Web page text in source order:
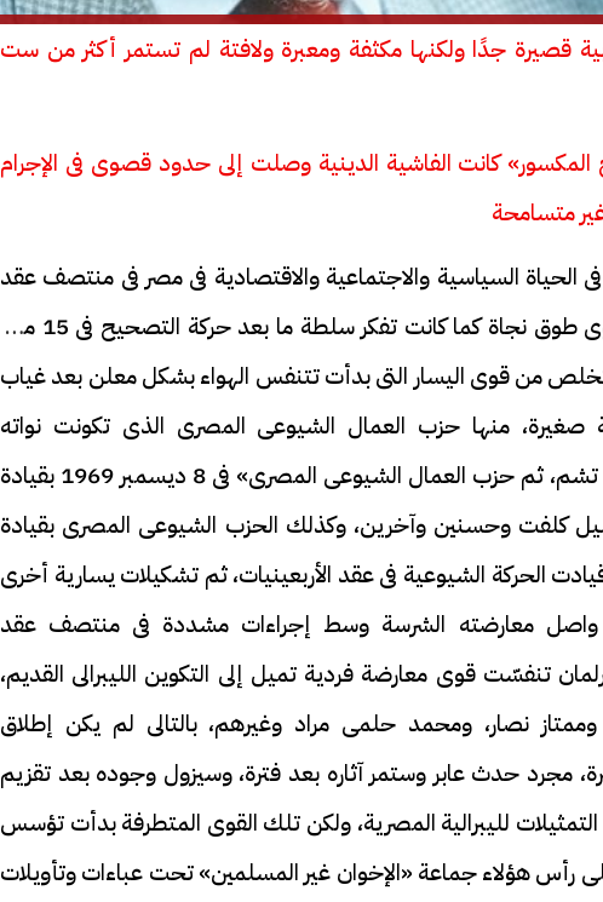
قصيرة جدًا ولكنها مكثفة ومعبرة ولافتة لم تستمر أكثر من ست
المكسور» كانت الفاشية الدينية وصلت إلى حدود قصوى فى الإجرام
متسامحة
الحياة السياسية والاجتماعية والاقتصادية فى مصر فى منتصف عقد
السبعينيات من القرن الماضى سوى طوق نجاة كما كانت تفكر سلطة ما بعد حركة التصحيح فى 15 مايو
من قوى اليسار التى بدأت تتنفس الهواء بشكل معلن بعد غياب
منها حزب العمال الشيوعى المصرى الذى تكونت نواته
الأولى «حلقة البقرى وخميس، ثم تشم، ثم حزب العمال الشيوعى المصرى» فى 8 ديسمبر 1969 بقيادة
كلفت وحسنين وآخرين، وكذلك الحزب الشيوعى المصرى بقيادة
الحركة الشيوعية فى عقد الأربعينيات، ثم تشكيلات يسارية أخرى
واصل معارضته الشرسة وسط إجراءات مشددة فى منتصف عقد
تنفسّت قوى معارضة فردية تميل إلى التكوين الليبرالى القديم،
نصار، ومحمد حلمى مراد وغيرهم، بالتالى لم يكن إطلاق
مجرد حدث عابر وستمر آثاره بعد فترة، وسيزول وجوده بعد تقزيم
لليبرالية المصرية، ولكن تلك القوى المتطرفة بدأت تؤسس
رأس هؤلاء جماعة «الإخوان غير المسلمين» تحت عباءات وتأويلات
حرف العدد 132